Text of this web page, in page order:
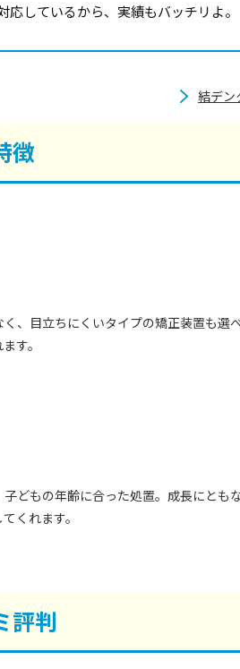
しているから、実績もバッチリよ。
結デン
徴
、目立ちにくいタイプの矯正装置も選
す。
どもの年齢に合った処置。成長にとも
くれます。
評判